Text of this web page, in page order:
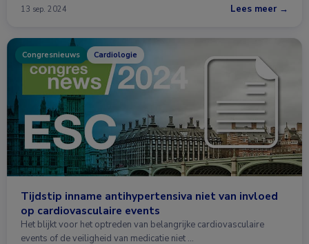
13 sep. 2024 Lees meer →
Congresnieuws Cardiologie
Tijdstip inname antihypertensiva niet van invloed
op cardiovasculaire events
Het blijkt voor het optreden van belangrijke cardiovasculaire
events of de veiligheid van medicatie niet …